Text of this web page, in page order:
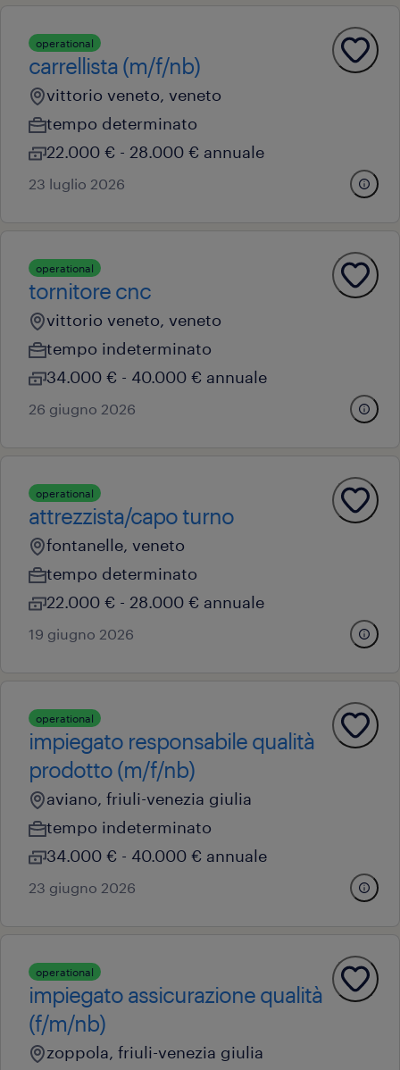
operational
carrellista (m/f/nb)
vittorio veneto, veneto
tempo determinato
22.000 € - 28.000 € annuale
23 luglio 2026
operational
tornitore cnc
vittorio veneto, veneto
tempo indeterminato
34.000 € - 40.000 € annuale
26 giugno 2026
operational
attrezzista/capo turno
fontanelle, veneto
tempo determinato
22.000 € - 28.000 € annuale
19 giugno 2026
operational
impiegato responsabile qualità
prodotto (m/f/nb)
aviano, friuli-venezia giulia
tempo indeterminato
34.000 € - 40.000 € annuale
23 giugno 2026
operational
impiegato assicurazione qualità
(f/m/nb)
zoppola, friuli-venezia giulia